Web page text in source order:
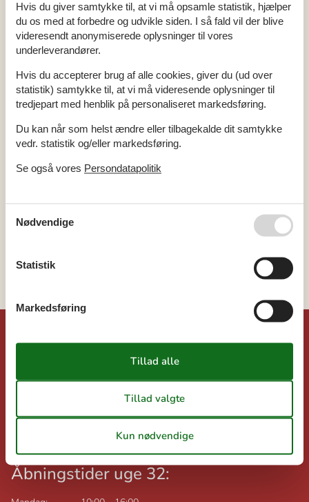
ro, hvor hverdagens stress og jag bliver glemt i takt med at du
nyder de skønne naturoplevelser, der venter lige uden for døren.
Fra morgenens første lys til solens sidste stråler, kan du nyde
naturens skiftende palet, mens aftenerne kan tilbringes med
Artikeltyper
Alle
Artikler
Geografier
Danmark
Jylland
Esby
©Dansk-sommerhusferie.dk
Danmark
Åbningstider uge 32:
Hvis du giver samtykke til, at vi må opsamle statistik, hjælper
du os med at forbedre og udvikle siden. I så fald vil der blive
videresendt anonymiserede oplysninger til vores
underleverandører.
Hvis du accepterer brug af alle cookies, giver du (ud over
statistik) samtykke til, at vi må videresende oplysninger til
tredjepart med henblik på personaliseret markedsføring.
Du kan når som helst ændre eller tilbagekalde dit samtykke
vedr. statistik og/eller markedsføring.
Se også vores Persondatapolitik
Nødvendige
Statistik
Markedsføring